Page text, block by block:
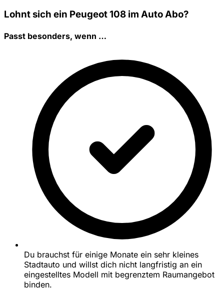
Lohnt sich ein Peugeot 108 im Auto Abo?
Passt besonders, wenn …
Du brauchst für einige Monate ein sehr kleines
Stadtauto und willst dich nicht langfristig an ein
eingestelltes Modell mit begrenztem Raumangebot
binden.